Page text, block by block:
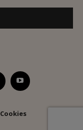
Cookies